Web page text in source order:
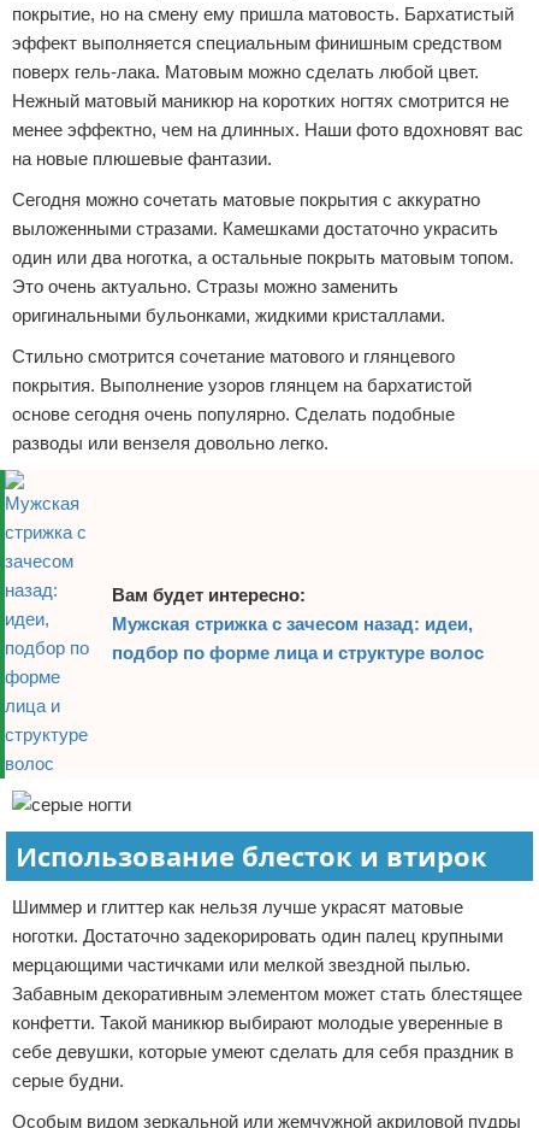
покрытие, но на смену ему пришла матовость. Бархатистый
эффект выполняется специальным финишным средством
поверх гель-лака. Матовым можно сделать любой цвет.
Нежный матовый маникюр на коротких ногтях смотрится не
менее эффектно, чем на длинных. Наши фото вдохновят вас
на новые плюшевые фантазии.
Сегодня можно сочетать матовые покрытия с аккуратно
выложенными стразами. Камешками достаточно украсить
один или два ноготка, а остальные покрыть матовым топом.
Это очень актуально. Стразы можно заменить
оригинальными бульонками, жидкими кристаллами.
Стильно смотрится сочетание матового и глянцевого
покрытия. Выполнение узоров глянцем на бархатистой
основе сегодня очень популярно. Сделать подобные
разводы или вензеля довольно легко.
Вам будет интересно:
Мужская стрижка с зачесом назад: идеи,
подбор по форме лица и структуре волос
Использование блесток и втирок
Шиммер и глиттер как нельзя лучше украсят матовые
ноготки. Достаточно задекорировать один палец крупными
мерцающими частичками или мелкой звездной пылью.
Забавным декоративным элементом может стать блестящее
конфетти. Такой маникюр выбирают молодые уверенные в
себе девушки, которые умеют сделать для себя праздник в
серые будни.
Особым видом зеркальной или жемчужной акриловой пудры